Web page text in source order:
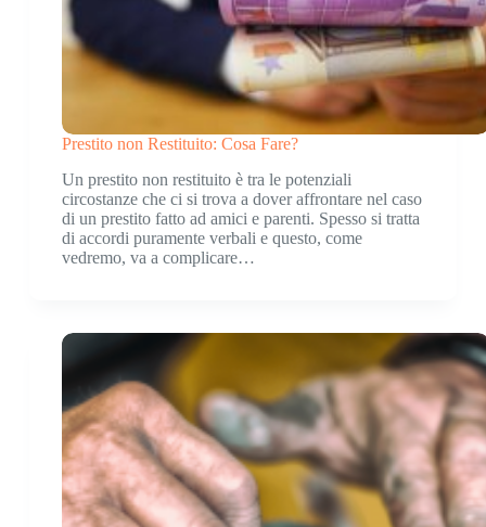
Prestito non Restituito: Cosa Fare?
Un prestito non restituito è tra le potenziali
circostanze che ci si trova a dover affrontare nel caso
di un prestito fatto ad amici e parenti. Spesso si tratta
di accordi puramente verbali e questo, come
vedremo, va a complicare…